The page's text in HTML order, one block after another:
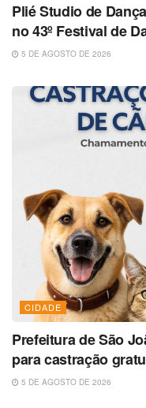
Plié Studio de
no 43º Festival de
5 DE AGOSTO DE 2026
CIDADE
Prefeitura de São
para castração
5 DE AGOSTO DE 2026